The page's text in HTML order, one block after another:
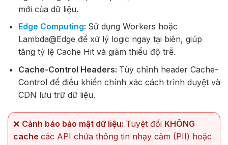
mới của dữ liệu.
Edge Computing: Sử dụng Workers hoặc
Lambda@Edge để xử lý logic ngay tại biên, giúp
tăng tỷ lệ Cache Hit và giảm thiểu độ trễ.
Cache-Control Headers: Tùy chỉnh header Cache-
Control để điều khiển chính xác cách trình duyệt và
CDN lưu trữ dữ liệu.
❌ Cảnh báo bảo mật dữ liệu: Tuyệt đối KHÔNG
cache các API chứa thông tin nhạy cảm (PII) hoặc